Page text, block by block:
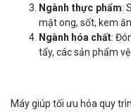
Ngành thực phẩm:
mật ong, sốt, kem
Ngành hóa chất:
tẩy, các sản phẩm
Máy giúp tối ưu hóa quy